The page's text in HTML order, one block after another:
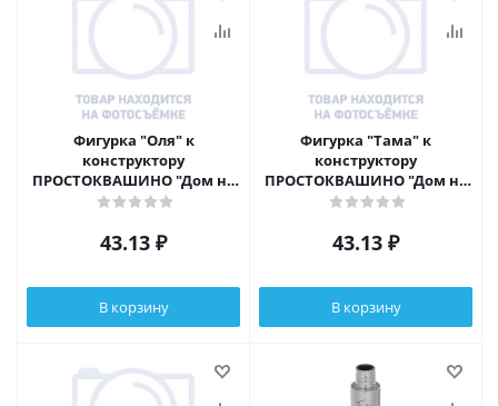
Фигурка "Оля" к
конструктору
ПРОСТОКВАШИНО "Дом на
дереве" арт.50507, 8+
43.13 ₽
В корзину
Фигурка "Тама" к
конструктору
ПРОСТОКВАШИНО "Дом на
дереве" арт.50507, 8+
43.13 ₽
В корзину